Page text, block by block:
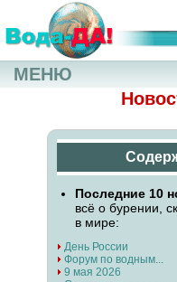
Последние 10
всё о бурении,
в мире:
День России
Форум по водным...
9 мая 2026
МЕНЮ